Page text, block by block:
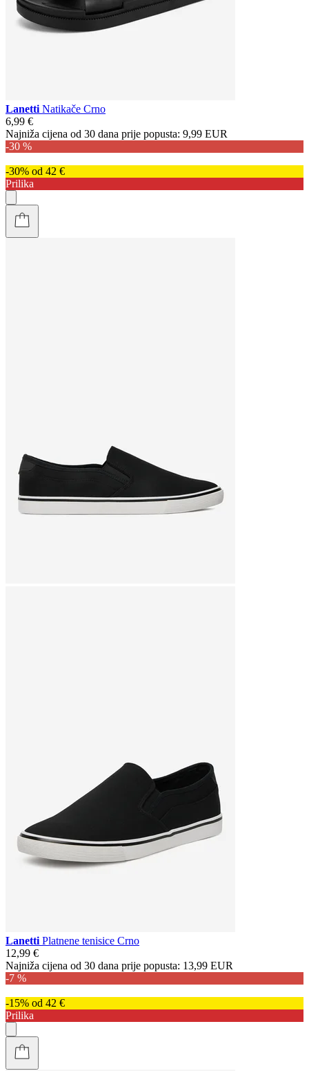
Lanetti Natikače Crno
6,99 €
Najniža cijena od 30 dana prije popusta: 9,99 EUR
-30 %
-30% od 42 €
Prilika
Lanetti Platnene tenisice Crno
12,99 €
Najniža cijena od 30 dana prije popusta: 13,99 EUR
-7 %
-15% od 42 €
Prilika